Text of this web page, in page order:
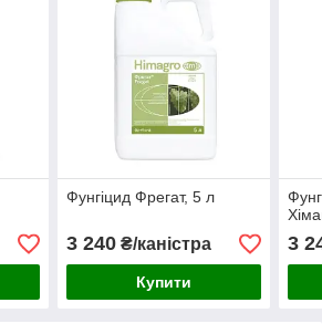
Фунгіцид Фрегат, 5 л
3 240₴/каністра
Купити
3